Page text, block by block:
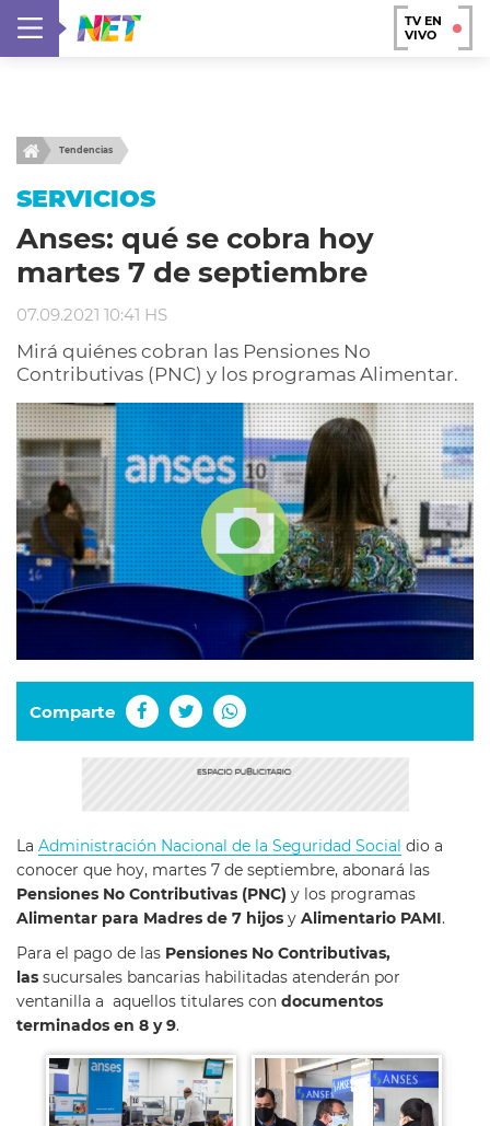
TV EN
VIVO
Tendencias
SERVICIOS
Anses: qué se cobra hoy
martes 7 de septiembre
07.09.2021 10:41 HS
Mirá quiénes cobran las Pensiones No
Contributivas (PNC) y los programas Alimentar.
Comparte
La Administración Nacional de la Seguridad Social dio a
conocer que hoy, martes 7 de septiembre, abonará las
Pensiones No Contributivas (PNC) y los programas
Alimentar para Madres de 7 hijos y Alimentario PAMI.
Para el pago de las Pensiones No Contributivas,
las sucursales bancarias habilitadas atenderán por
ventanilla a aquellos titulares con documentos
terminados en 8 y 9.